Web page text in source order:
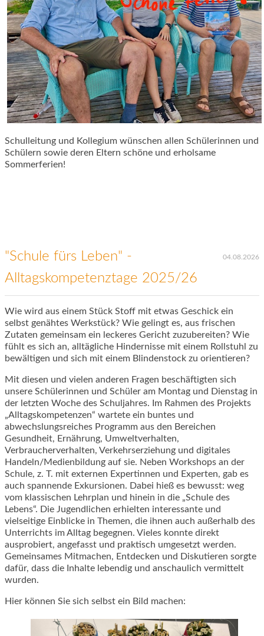
Schulleitung und Kollegium wünschen allen Schülerinnen und
Schülern sowie deren Eltern schöne und erholsame
Sommerferien!
04.08.2026
"Schule fürs Leben" -
Alltagskompetenztage 2025/26
Wie wird aus einem Stück Stoff mit etwas Geschick ein
selbst genähtes Werkstück? Wie gelingt es, aus frischen
Zutaten gemeinsam ein leckeres Gericht zuzubereiten? Wie
fühlt es sich an, alltägliche Hindernisse mit einem Rollstuhl zu
bewältigen und sich mit einem Blindenstock zu orientieren?
Mit diesen und vielen anderen Fragen beschäftigten sich
unsere Schülerinnen und Schüler am Montag und Dienstag in
der letzten Woche des Schuljahres. Im Rahmen des Projekts
„Alltagskompetenzen“ wartete ein buntes und
abwechslungsreiches Programm aus den Bereichen
Gesundheit, Ernährung, Umweltverhalten,
Verbraucherverhalten, Verkehrserziehung und digitales
Handeln/Medienbildung auf sie. Neben Workshops an der
Schule, z. T. mit externen Expertinnen und Experten, gab es
auch spannende Exkursionen. Dabei hieß es bewusst: weg
vom klassischen Lehrplan und hinein in die „Schule des
Lebens“. Die Jugendlichen erhielten interessante und
vielseitige Einblicke in Themen, die ihnen auch außerhalb des
Unterrichts im Alltag begegnen. Vieles konnte direkt
ausprobiert, angefasst und praktisch umgesetzt werden.
Gemeinsames Mitmachen, Entdecken und Diskutieren sorgte
dafür, dass die Inhalte lebendig und anschaulich vermittelt
wurden.
Hier können Sie sich selbst ein Bild machen: